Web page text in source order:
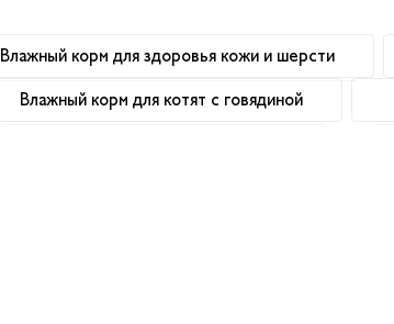
Влажный корм для здоровья кожи и шерсти
Влажный корм для котят с говядиной